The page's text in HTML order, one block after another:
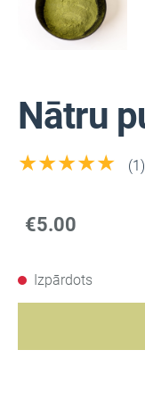
Nātru
★★★★★ (1)
€5.00
Izpārdots